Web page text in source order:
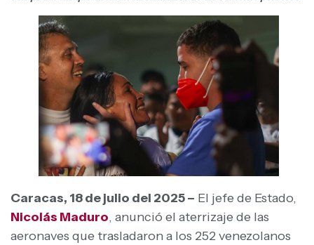
Caracas, 18 de julio del 2025 – El jefe de Estado,
Nicolás Maduro, anunció el aterrizaje de las
aeronaves que trasladaron a los 252 venezolanos